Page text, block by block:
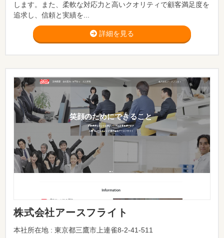
します。また、柔軟な対応力と高いクオリティで顧客満足度を
追求し、信頼と実績を...
詳細を見る
株式会社アースフライト
本社所在地 : 東京都三鷹市上連雀8-2-41-511